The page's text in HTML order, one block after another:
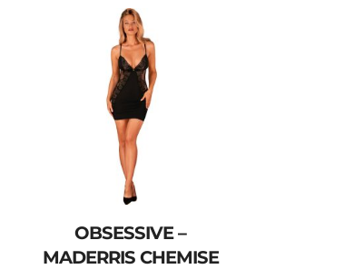
OBSESSIVE –
MADERRIS CHEMISE